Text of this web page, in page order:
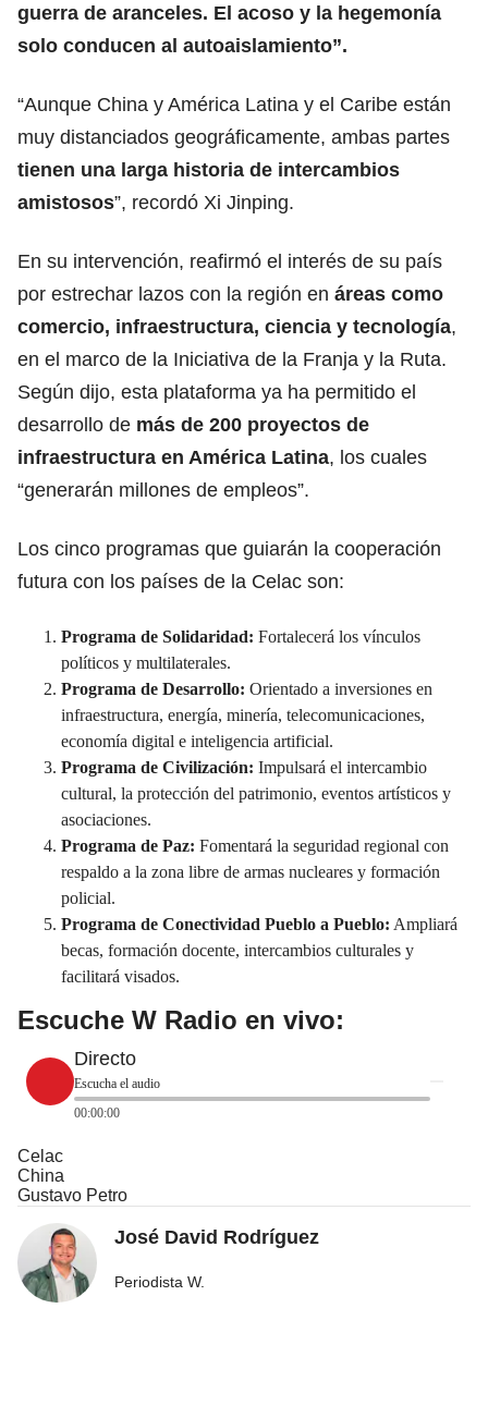
guerra de aranceles. El acoso y la hegemonía
solo conducen al autoaislamiento”.
“Aunque China y América Latina y el Caribe están
muy distanciados geográficamente, ambas partes
tienen una larga historia de intercambios
amistosos”, recordó Xi Jinping.
En su intervención, reafirmó el interés de su país
por estrechar lazos con la región en áreas como
comercio, infraestructura, ciencia y tecnología,
en el marco de la Iniciativa de la Franja y la Ruta.
Según dijo, esta plataforma ya ha permitido el
desarrollo de más de 200 proyectos de
infraestructura en América Latina, los cuales
“generarán millones de empleos”.
Los cinco programas que guiarán la cooperación
futura con los países de la Celac son:
Programa de Solidaridad: Fortalecerá los vínculos
políticos y multilaterales.
Programa de Desarrollo: Orientado a inversiones en
infraestructura, energía, minería, telecomunicaciones,
economía digital e inteligencia artificial.
Programa de Civilización: Impulsará el intercambio
cultural, la protección del patrimonio, eventos artísticos y
asociaciones.
Programa de Paz: Fomentará la seguridad regional con
respaldo a la zona libre de armas nucleares y formación
policial.
Programa de Conectividad Pueblo a Pueblo: Ampliará
becas, formación docente, intercambios culturales y
facilitará visados.
Escuche W Radio en vivo:
Directo
Escucha el audio
00:00:00
Celac
China
Gustavo Petro
José David Rodríguez
Periodista W.